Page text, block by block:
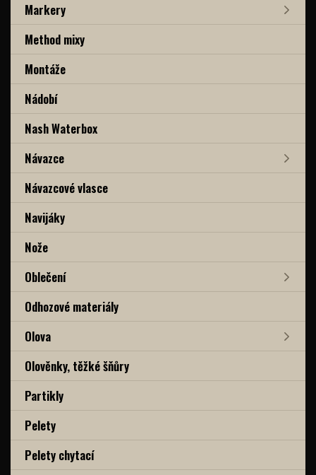
Markery
Method mixy
Montáže
Nádobí
Nash Waterbox
Návazce
Návazcové vlasce
Navijáky
Nože
Oblečení
Odhozové materiály
Olova
Olověnky, těžké šňůry
Partikly
Pelety
Pelety chytací